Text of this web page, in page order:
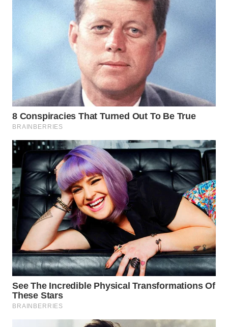
WN
MANDALIKA
WN
LIKUPANG
WN
LABUANBAJO
WN
BORNEO
Wahana
Media
Group
WAHANA
NEWS